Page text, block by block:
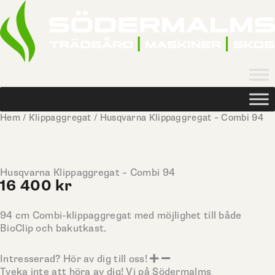
Hoppa
till
innehåll
Hem / Klippaggregat / Husqvarna Klippaggregat – Combi 94
Husqvarna Klippaggregat – Combi 94
16 400 kr
94 cm Combi-klippaggregat med möjlighet till både
BioClip och bakutkast.
Intresserad? Hör av dig till oss!
Tveka inte att höra av dig! Vi på Södermalms